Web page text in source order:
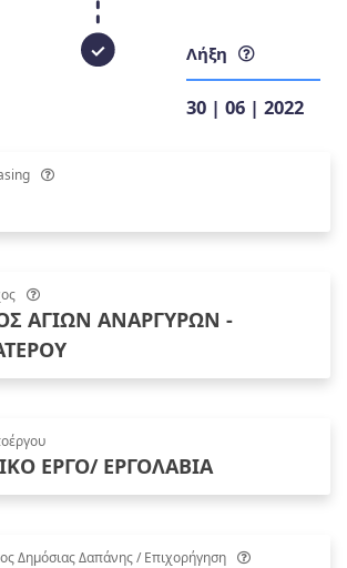
Λήξη
30 | 06 | 2022
ΑΓΙΩΝ ΑΝΑΡΓΥΡΩΝ -
ΕΡΓΟ/ ΕΡΓΟΛΑΒΙΑ
Δημόσιας Δαπάνης / Επιχορήγηση